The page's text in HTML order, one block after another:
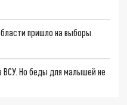
пришло на выборы
ВСУ. Но беды для малышей не